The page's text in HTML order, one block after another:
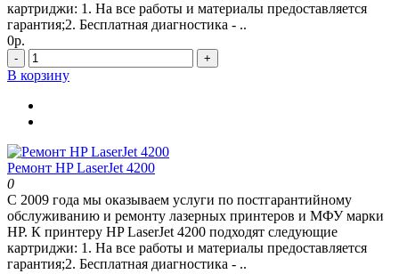
картриджи: 1. На все работы и материалы предоставляется
гарантия;2. Бесплатная диагностика - ..
0р.
- +
В корзину
Ремонт HP LaserJet 4200
0
С 2009 года мы оказываем услуги по постгарантийному
обслуживанию и ремонту лазерных принтеров и МФУ марки
HP. К принтеру HP LaserJet 4200 подходят следующие
картриджи: 1. На все работы и материалы предоставляется
гарантия;2. Бесплатная диагностика - ..